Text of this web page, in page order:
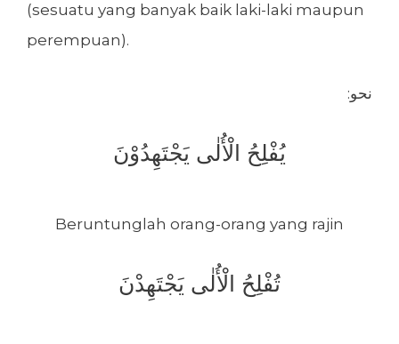
(sesuatu yang banyak baik laki-laki maupun
perempuan).
:نحو
يُفْلِحُ الْأُلٰى يَجْتَهِدُوْنَ
Beruntunglah orang-orang yang rajin
تُفْلِحُ الْأُلٰى يَجْتَهِدْنَ